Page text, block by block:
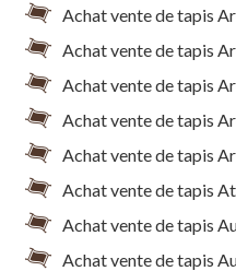
Achat vente de tapis
Achat vente de tapis
Achat vente de tapis
Achat vente de tapis
Achat vente de tapis
Achat vente de tapis
Achat vente de tapis
Achat vente de tapis